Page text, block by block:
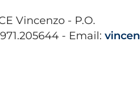
Vincenzo - P.O.
- Email: